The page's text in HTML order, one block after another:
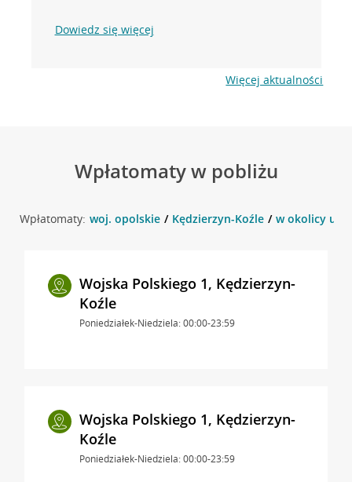
Dowiedz się więcej
Więcej aktualności
Wpłatomaty w pobliżu
Wpłatomaty: woj. opolskie Kędzierzyn-Koźle w okolicy ul.
Wojska Polskiego 1, Kędzierzyn-
Koźle
Poniedziałek-Niedziela: 00:00-23:59
Wojska Polskiego 1, Kędzierzyn-
Koźle
Poniedziałek-Niedziela: 00:00-23:59